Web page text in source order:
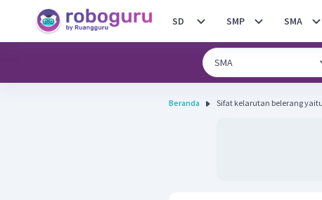
SD SMP SMA
Beranda Sifat kelarutan belerang